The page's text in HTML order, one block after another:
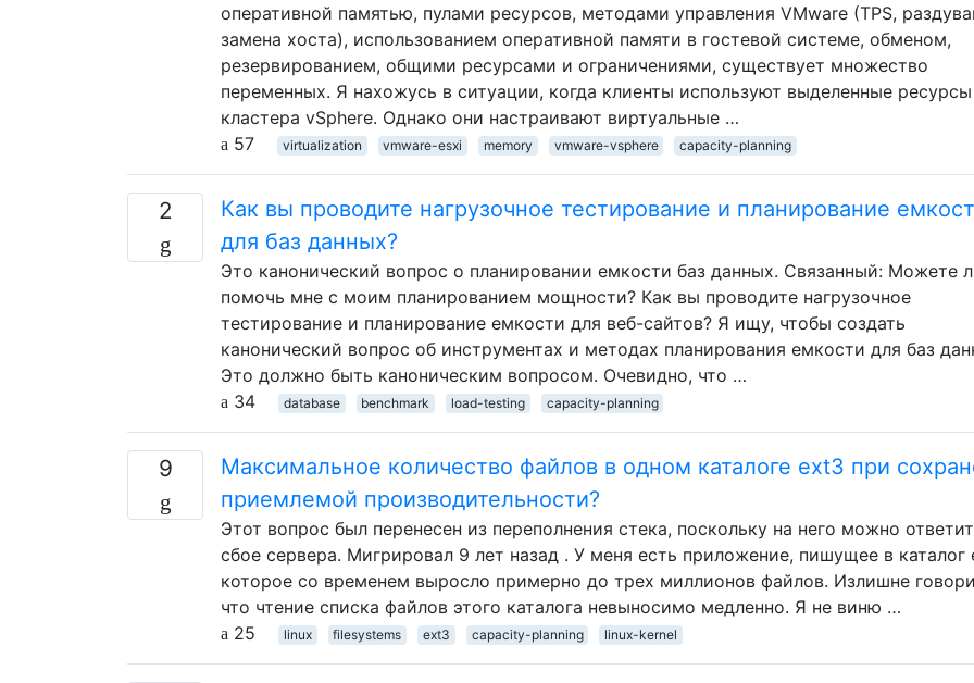
оперативной памятью, пулами ресурсов, методами управления VMware (TPS,
замена хоста), использованием оперативной памяти в гостевой системе, обменом,
резервированием, общими ресурсами и ограничениями, существует множество
переменных. Я нахожусь в ситуации, когда клиенты используют выделенные ресурсы
кластера vSphere. Однако они настраивают виртуальные …
57
virtualization vmware-esxi memory vmware-vsphere capacity-planning
2
Как вы проводите нагрузочное тестирование и планирование
для баз данных?
Это канонический вопрос о планировании емкости баз данных. Связанный: Можете
помочь мне с моим планированием мощности? Как вы проводите нагрузочное
тестирование и планирование емкости для веб-сайтов? Я ищу, чтобы создать
канонический вопрос об инструментах и ​​методах планирования емкости для баз
Это должно быть каноническим вопросом. Очевидно, что …
34
database benchmark load-testing capacity-planning
9
Максимальное количество файлов в одном каталоге ext3 при
приемлемой производительности?
Этот вопрос был перенесен из переполнения стека, поскольку на него можно
сбое сервера. Мигрировал 9 лет назад . У меня есть приложение, пишущее в каталог
которое со временем выросло примерно до трех миллионов файлов. Излишне
что чтение списка файлов этого каталога невыносимо медленно. Я не виню …
25
linux filesystems ext3 capacity-planning linux-kernel